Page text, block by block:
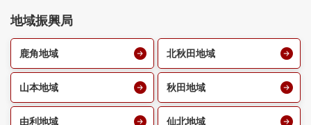
地域振興局
鹿角地域 北秋田地域
山本地域 秋田地域
由利地域 仙北地域